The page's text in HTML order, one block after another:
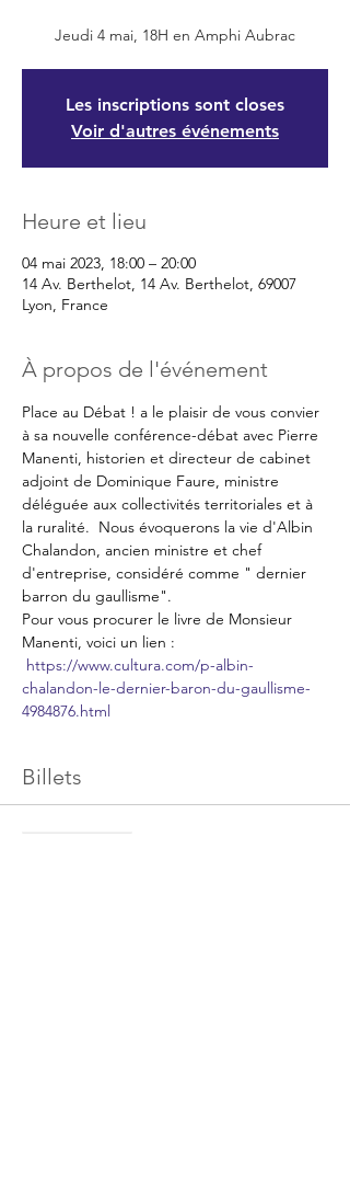
Jeudi 4 mai, 18H en Amphi Aubrac
Les inscriptions sont closes
Voir d'autres événements
Heure et lieu
04 mai 2023, 18:00 – 20:00
14 Av. Berthelot, 14 Av. Berthelot, 69007
Lyon, France
À propos de l'événement
Place au Débat ! a le plaisir de vous convier
à sa nouvelle conférence-débat avec Pierre
Manenti, historien et directeur de cabinet
adjoint de Dominique Faure, ministre
déléguée aux collectivités territoriales et à
la ruralité.  Nous évoquerons la vie d'Albin
Chalandon, ancien ministre et chef
d'entreprise, considéré comme " dernier
barron du gaullisme".
Pour vous procurer le livre de Monsieur
Manenti, voici un lien :
https://www.cultura.com/p-albin-
chalandon-le-dernier-baron-du-gaullisme-
4984876.html
Billets